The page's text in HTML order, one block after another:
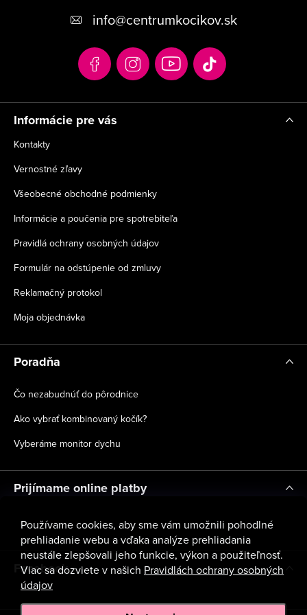
Používame cookies, aby sme vám umožnili pohodlné
prehliadanie webu a vďaka analýze prehliadania
neustále zlepšovali jeho funkcie, výkon a použiteľnosť.
Viac sa dozviete v našich Pravidlách ochrany osobných
údajov
e
info@centrumkocikov.sk
Informácie pre vás
Kontakty
Vernostné zľavy
Všeobecné obchodné podmienky
Informácie a poučenia pre spotrebiteľa
Pravidlá ochrany osobných údajov
Formulár na odstúpenie od zmluvy
Reklamačný protokol
Moja objednávka
Poradňa
Čo nezabudnúť do pôrodnice
Ako vybrať kombinovaný kočík?
Vyberáme monitor dychu
Prijímame online platby
Facebook